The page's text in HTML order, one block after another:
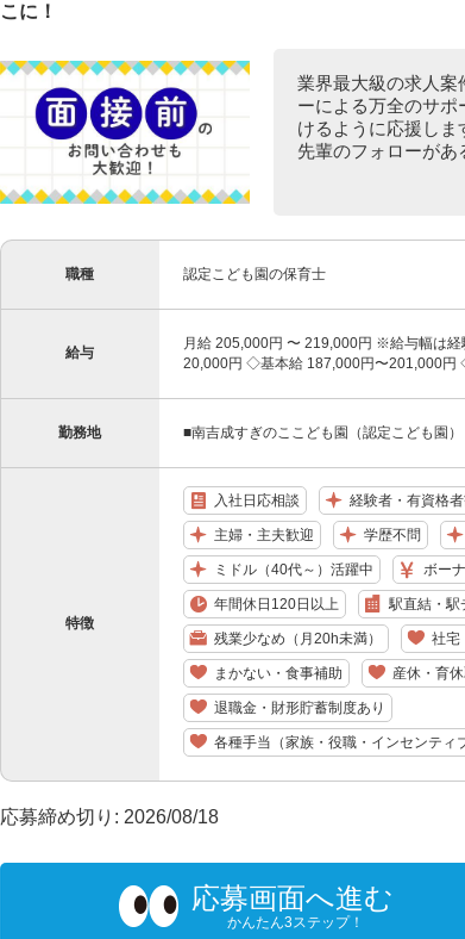
こに！
業界最大級の求人案
ーによる万全のサ
けるように応援し
先輩のフォローがあ
職種 認定こども園の保育士
給与
月給 205,000円 〜 219,000円 ※給与幅は
20,000円 ◇基本給 187,000円〜201,000円
勤務地 ■南吉成すぎのここども園（認定こども園
特徴
入社日応相談 経験者・有資格
主婦・主夫歓迎 学歴不問
ミドル（40代～）活躍中 ボー
年間休日120日以上 駅直結・駅
残業少なめ（月20h未満） 社宅
まかない・食事補助 産休・育
退職金・財形貯蓄制度あり
各種手当（家族・役職・インセンティ
応募締め切り: 2026/08/18
応募画面へ進む
かんたん3ステップ！